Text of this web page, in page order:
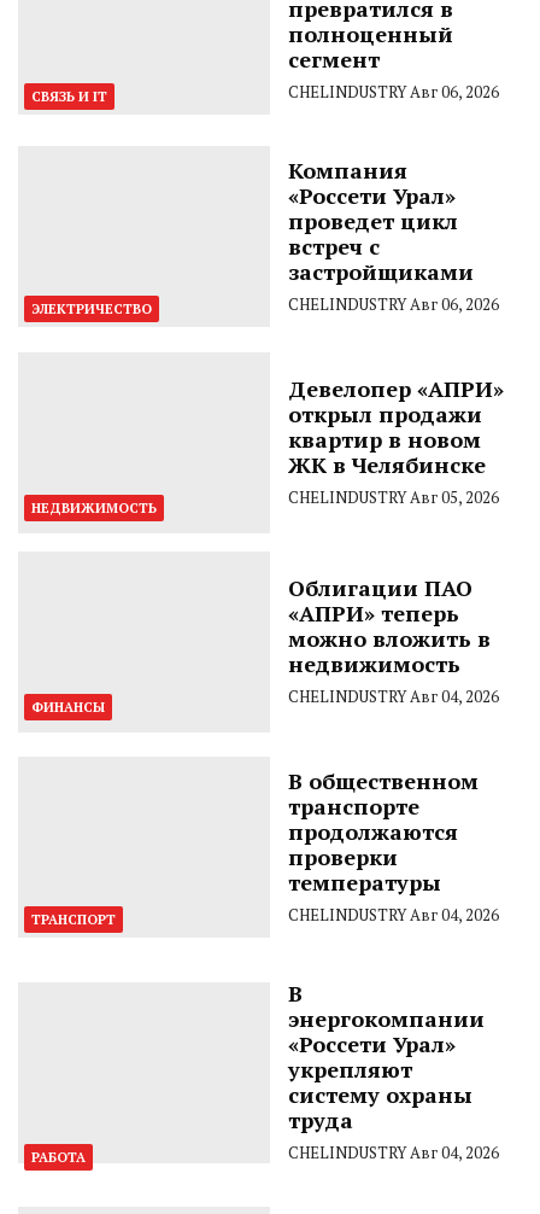
СВЯЗЬ И IT
превратился в
полноценный
сегмент
CHELINDUSTRYАвг 06, 2026
ЭЛЕКТРИЧЕСТВО
Компания
«Россети Урал»
проведет цикл
встреч с
застройщиками
CHELINDUSTRYАвг 06, 2026
НЕДВИЖИМОСТЬ
Девелопер «АПРИ»
открыл продажи
квартир в новом
ЖК в Челябинске
CHELINDUSTRYАвг 05, 2026
ФИНАНСЫ
Облигации ПАО
«АПРИ» теперь
можно вложить в
недвижимость
CHELINDUSTRYАвг 04, 2026
ТРАНСПОРТ
В общественном
транспорте
продолжаются
проверки
температуры
CHELINDUSTRYАвг 04, 2026
РАБОТА
В
энергокомпании
«Россети Урал»
укрепляют
систему охраны
труда
CHELINDUSTRYАвг 04, 2026